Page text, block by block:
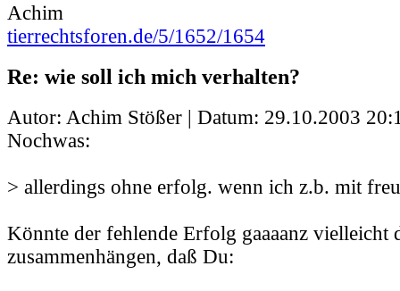
Achim
tierrechtsforen.de/5/1652/1654
Re: wie soll ich mich verhalten?
Autor: Achim Stößer | Datum: 29.10.2003
Nochwas:
> allerdings ohne erfolg. wenn ich z.b. mit
Könnte der fehlende Erfolg gaaaanz vielleicht
zusammenhängen, daß Du: